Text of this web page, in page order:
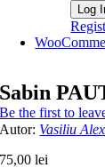
Sabin
Be the first to
Autor: Vasiliu Alex
75,00lei